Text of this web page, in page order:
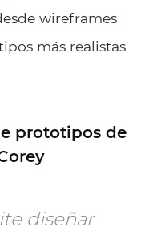
wireframes
más realistas
prototipos de
diseñar